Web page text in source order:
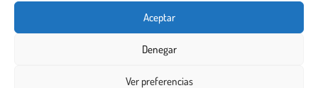
Aceptar
Denegar
Ver preferencias